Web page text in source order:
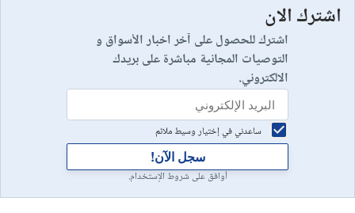
اشترك الان
اشترك للحصول على آخر اخبار الأسواق و
التوصيات المجانية مباشرة على بريدك
الالكتروني.
ساعدني في إختيار وسيط ملائم
سجل الآن!
أوافق على شروط الإستخدام.